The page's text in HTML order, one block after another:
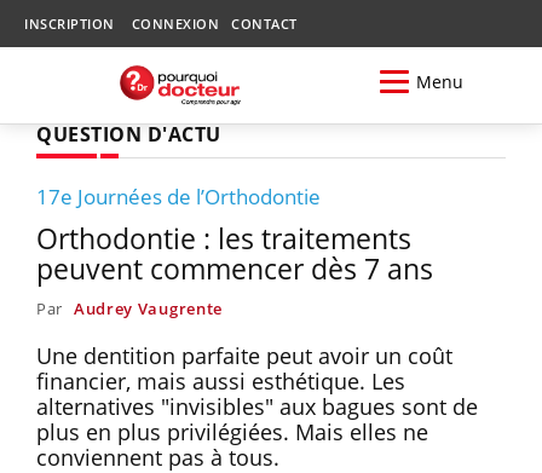
INSCRIPTION CONNEXION CONTACT
Menu
QUESTION D'ACTU
17e Journées de l’Orthodontie
Orthodontie : les traitements
peuvent commencer dès 7 ans
Par Audrey Vaugrente
Une dentition parfaite peut avoir un coût
financier, mais aussi esthétique. Les
alternatives "invisibles" aux bagues sont de
plus en plus privilégiées. Mais elles ne
conviennent pas à tous.